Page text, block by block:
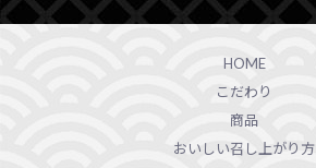
HOME
こだわり
商品
おいしい召し上がり方